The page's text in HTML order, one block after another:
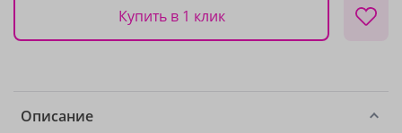
Купить в 1 клик
Описание